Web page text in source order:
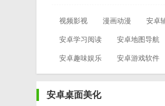
视频影视 漫画动漫 安卓
安卓学习阅读 安卓地图导航
安卓趣味娱乐 安卓游戏软件
安卓桌面美化